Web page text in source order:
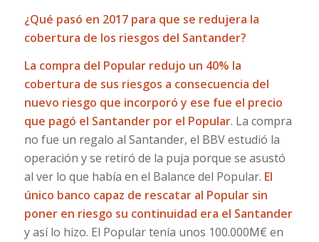
¿Qué pasó en 2017 para que se redujera la
cobertura de los riesgos del Santander?
La compra del Popular redujo un 40% la
cobertura de sus riesgos a consecuencia del
nuevo riesgo que incorporó y ese fue el precio
que pagó el Santander por el Popular. La compra
no fue un regalo al Santander, el BBV estudió la
operación y se retiró de la puja porque se asustó
al ver lo que había en el Balance del Popular. El
único banco capaz de rescatar al Popular sin
poner en riesgo su continuidad era el Santander
y así lo hizo. El Popular tenía unos 100.000M€ en